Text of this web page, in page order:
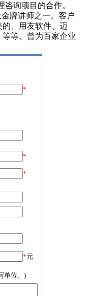
咨询项目的合作。
牌讲师之一。客户
、用友软件、迈
等。曾为百家企业
*
*
*
*元
单位。)